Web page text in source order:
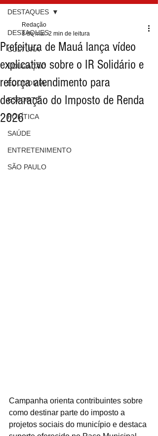
DESTAQUES
CULTURA
EDUCAÇÃO
ECONOMIA
ESPORTE
POLÍTICA
SAÚDE
ENTRETENIMENTO
SÃO PAULO
DESTAQUES
Prefeitura de Mauá lança vídeo
explicativo sobre o IR Solidário e
reforça atendimento para
declaração do Imposto de Renda
2026
Redação
8 de mai. 2 min de leitura
Campanha orienta contribuintes sobre
como destinar parte do imposto a
projetos sociais do município e destaca